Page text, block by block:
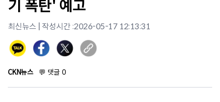
기 폭탄' 예고
최신뉴스 | 작성시간 :2026-05-17 12:13:31
CKN뉴스 💬 댓글 0